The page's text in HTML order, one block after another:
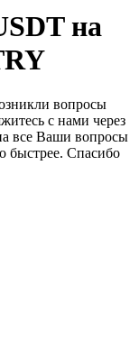
на
вопросы
с нами через
все Ваши вопросы
быстрее. Спасибо